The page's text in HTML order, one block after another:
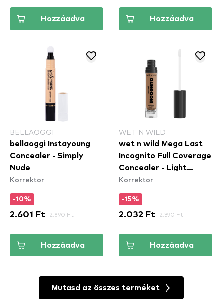
Hozzáadva Hozzáadva
BELLAOGGI
bellaoggi Instayoung
Concealer - Simply
Nude
Korrektor
-10%
2.601 Ft 2.890 Ft
Hozzáadva
WET N WILD
wet n wild Mega Last
Incognito Full Coverage
Concealer - Light
Medium - korrektor
Korrektor
-15%
2.032 Ft 2.390 Ft
Hozzáadva
Mutasd az összes terméket